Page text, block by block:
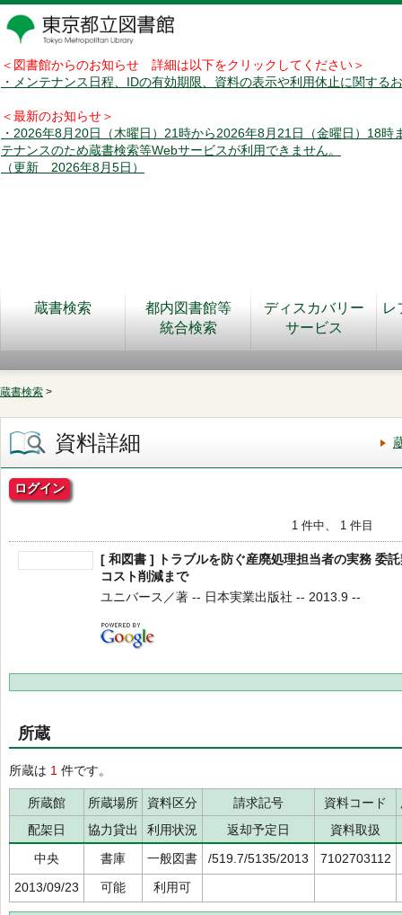
＜図書館からのお知らせ 詳細は以下をクリックしてください＞
・メンテナンス日程、IDの有効期限、資料の表示や利用休止に関する
＜最新のお知らせ＞
・2026年8月20日（木曜日）21時から2026年8月21日（金曜日）18時
テナンスのため蔵書検索等Webサービスが利用できません。
（更新 2026年8月5日）
蔵書検索
都内図書館等
統合検索
ディスカバリー
サービス
レ
蔵書検索 >
資料詳細
ログイン
1 件中、 1 件目
[ 和図書 ] トラブルを防ぐ産廃処理担当者の実務 委
コスト削減まで
ユニバース／著 -- 日本実業出版社 -- 2013.9 --
所蔵
所蔵は 1 件です。
所蔵館 所蔵場所 資料区分 請求記号 資料コード
配架日
協力貸出 利用状況 返却予定日
資料取扱
中央
書庫 一般図書 /519.7/5135/2013
7102703112
2013/09/23
可能 利用可